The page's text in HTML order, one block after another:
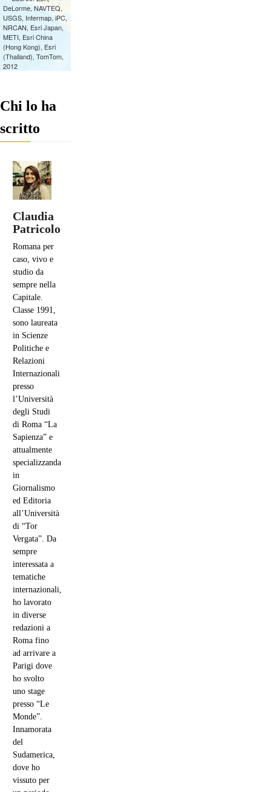
Chi lo ha
scritto
Claudia
Patricolo
Romana per
caso, vivo e
studio da
sempre nella
Capitale.
Classe 1991,
sono laureata
in Scienze
Politiche e
Relazioni
Internazionali
presso
l’Università
degli Studi
di Roma “La
Sapienza” e
attualmente
specializzanda
in
Giornalismo
ed Editoria
all’Università
di “Tor
Vergata”. Da
sempre
interessata a
tematiche
internazionali,
ho lavorato
in diverse
redazioni a
Roma fino
ad arrivare a
Parigi dove
ho svolto
uno stage
presso “Le
Monde”.
Innamorata
del
Sudamerica,
dove ho
vissuto per